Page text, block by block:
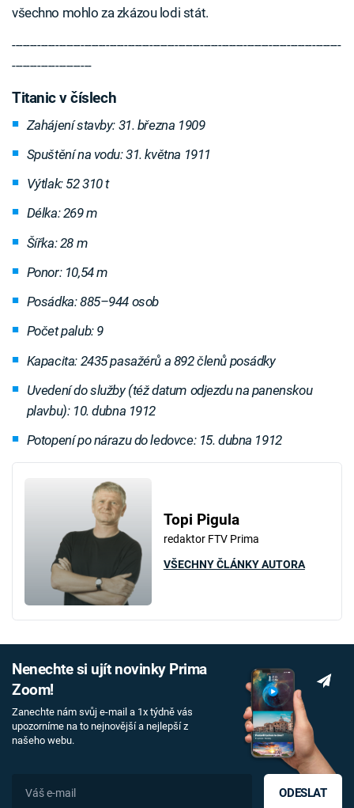
všechno mohlo za zkázou lodi stát.
-------------------------------------------------------------------------------------------
----------------------
Titanic v číslech
Zahájení stavby: 31. března 1909
Spuštění na vodu: 31. května 1911
Výtlak: 52 310 t
Délka: 269 m
Šířka: 28 m
Ponor: 10,54 m
Posádka: 885–944 osob
Počet palub: 9
Kapacita: 2435 pasažérů a 892 členů posádky
Uvedení do služby (též datum odjezdu na panenskou
plavbu): 10. dubna 1912
Potopení po nárazu do ledovce: 15. dubna 1912
Topi Pigula
redaktor FTV Prima
VŠECHNY ČLÁNKY AUTORA
Nenechte si ujít novinky Prima
Zoom!
Zanechte nám svůj e-mail a 1x týdně vás
upozorníme na to nejnovější a nejlepší z
našeho webu.
ODESLAT